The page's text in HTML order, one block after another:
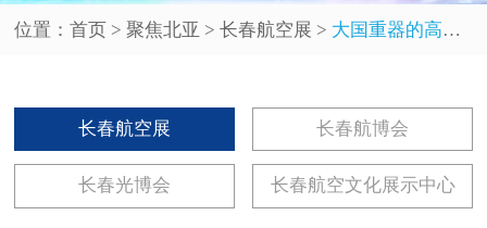
位置：首页 > 聚焦北亚 >长春航空展 > 大国重器的高光时刻
长春航空展 长春航博会
长春光博会 长春航空文化展示中心